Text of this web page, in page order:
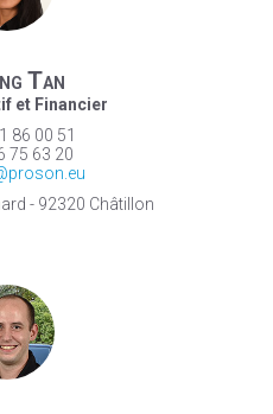
Tan
et Financier
86 00 51
75 63 20
- 92320 Châtillon